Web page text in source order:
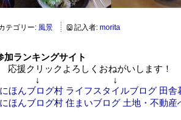
テゴリー: 風景 記入者: morita
加ランキングサイト
援クリックよろしくおねがいします！
↓